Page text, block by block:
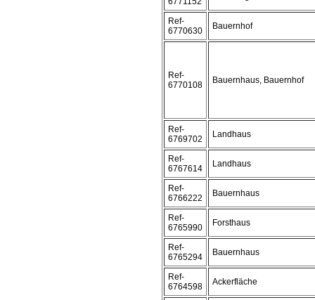
Ref-
6770630
Bauernhof
Ref-
6770108
Bauernhaus, Bauernhof
Ref-
6769702
Landhaus
Ref-
6767614
Landhaus
Ref-
6766222
Bauernhaus
Ref-
6765990
Forsthaus
Ref-
6765294
Bauernhaus
Ref-
6764598
Ackerfläche